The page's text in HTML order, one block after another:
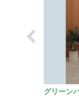
グリーン